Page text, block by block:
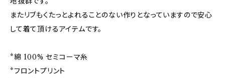
またリブもくたっとよれることのない作りとなっていますので安心
して着て頂けるアイテムです。
*綿 100% セミコーマ糸
*フロントプリント